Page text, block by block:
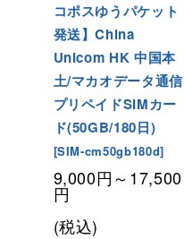
コポスゆうパケット
発送】China
Unicom HK 中国本
土/マカオデータ通信
プリペイドSIMカー
ド(50GB/180日)
[SIM-cm50gb180d]
9,000円～17,500
円
(税込)